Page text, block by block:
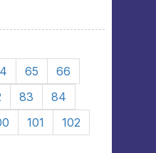
65
66
83
84
101
102